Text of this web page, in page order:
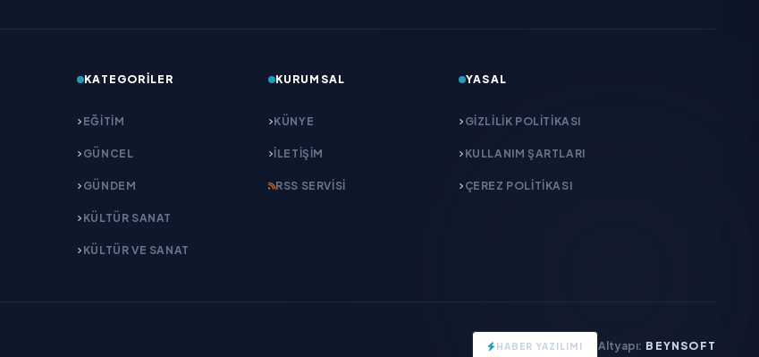
KATEGORILER
EĞITIM
GÜNCEL
GÜNDEM
KÜLTÜR SANAT
KÜLTÜR VE SANAT
KURUMSAL
KÜNYE
İLETIŞIM
RSS SERVISI
YASAL
GIZLILIK POLITIKASI
KULLANIM ŞARTLARI
ÇEREZ POLITIKASI
HABER YAZILIMI Altyapı: BEYNSOFT